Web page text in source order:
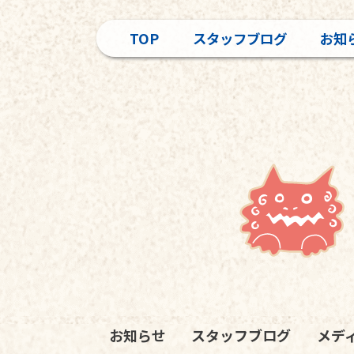
TOP スタッフブログ お知
お知らせ スタッフブログ メデ